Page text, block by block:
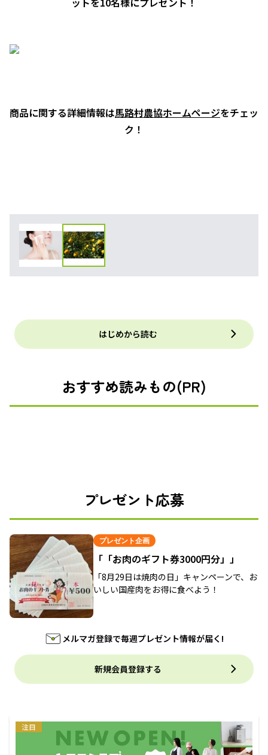
商品に関する詳細情報は馬路村農協ホームページをチェッ
ク！
はじめから読む
おすすめ読みもの(PR)
プレゼント応募
プレゼント企画
「「お肉のギフト券3000円分」」
「8月29日は焼肉の日」キャンペーンで、お
いしい国産肉をお得に食べよう！
メルマガ登録で毎週プレゼント情報が届く!
新規会員登録する
注目